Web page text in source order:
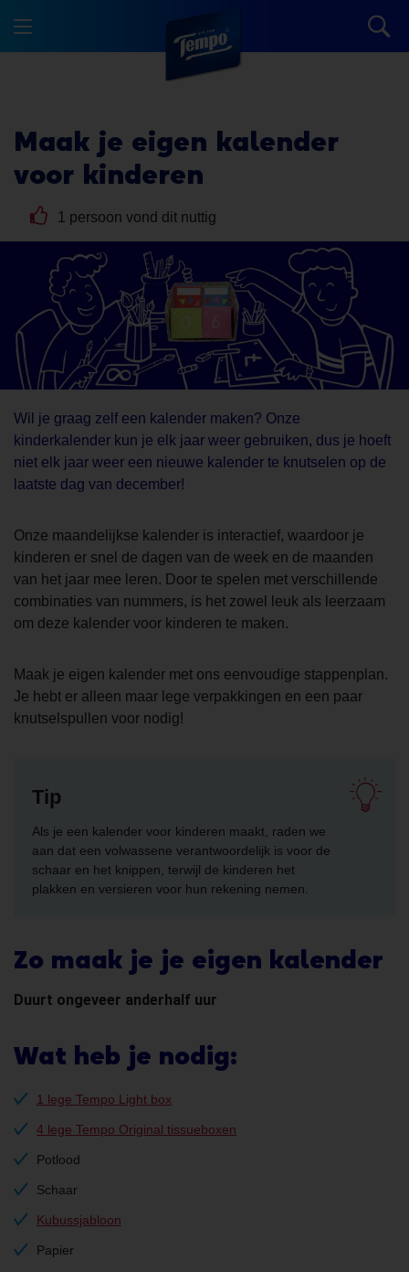
Maak je eigen kalender
voor kinderen
1 persoon vond dit nuttig
Wil je graag zelf een kalender maken? Onze
kinderkalender kun je elk jaar weer gebruiken, dus je hoeft
niet elk jaar weer een nieuwe kalender te knutselen op de
laatste dag van december!
Onze maandelijkse kalender is interactief, waardoor je
kinderen er snel de dagen van de week en de maanden
van het jaar mee leren. Door te spelen met verschillende
combinaties van nummers, is het zowel leuk als leerzaam
om deze kalender voor kinderen te maken.
Maak je eigen kalender met ons eenvoudige stappenplan.
Je hebt er alleen maar lege verpakkingen en een paar
knutselspullen voor nodig!
Tip
Als je een kalender voor kinderen maakt, raden we
aan dat een volwassene verantwoordelijk is voor de
schaar en het knippen, terwijl de kinderen het
plakken en versieren voor hun rekening nemen.
Zo maak je je eigen kalender
Duurt ongeveer anderhalf uur
Wat heb je nodig:
1 lege Tempo Light box
4 lege Tempo Original tissueboxen
Potlood
Schaar
Kubussjabloon
Papier